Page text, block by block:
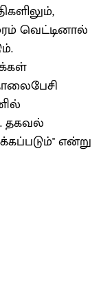
வெட்டினால்
தகவல்
என்று